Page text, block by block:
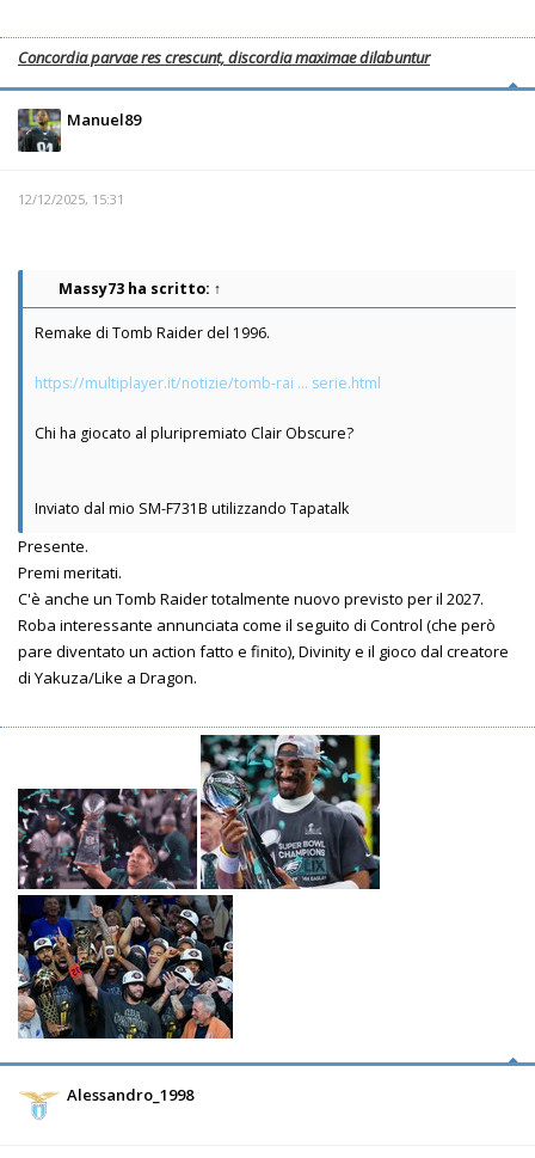
Concordia parvae res crescunt, discordia maximae dilabuntur
Manuel89
12/12/2025, 15:31
Massy73 ha scritto: ↑
Remake di Tomb Raider del 1996.
https://multiplayer.it/notizie/tomb-rai ... serie.html
Chi ha giocato al pluripremiato Clair Obscure?
Inviato dal mio SM-F731B utilizzando Tapatalk
Presente.
Premi meritati.
C'è anche un Tomb Raider totalmente nuovo previsto per il 2027.
Roba interessante annunciata come il seguito di Control (che però
pare diventato un action fatto e finito), Divinity e il gioco dal creatore
di Yakuza/Like a Dragon.
Alessandro_1998